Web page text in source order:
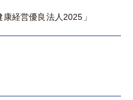
経営優良法人2025」